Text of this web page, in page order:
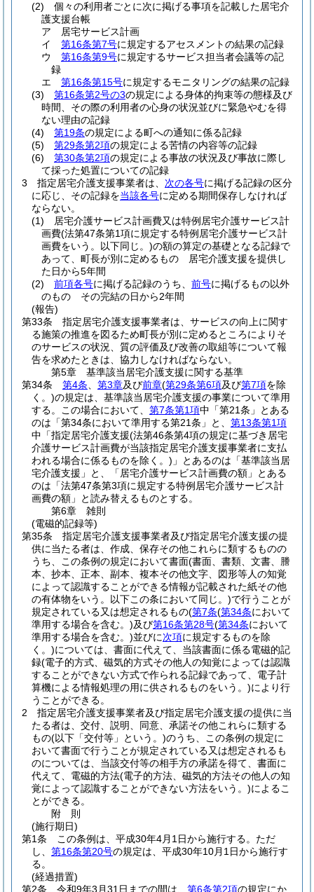
(2)
個々の利用者ごとに次に掲げる事項を記載した居宅介
護支援台帳
ア
居宅サービス計画
イ
第16条第7号に規定するアセスメントの結果の記録
ウ
第16条第9号に規定するサービス担当者会議等の記
録
エ
第16条第15号に規定するモニタリングの結果の記録
(3)
第16条第2号の3の規定による身体的拘束等の態様及び
時間、その際の利用者の心身の状況並びに緊急やむを得
ない理由の記録
(4)
第19条の規定による町への通知に係る記録
(5)
第29条第2項の規定による苦情の内容等の記録
(6)
第30条第2項の規定による事故の状況及び事故に際し
て採った処置についての記録
3
指定居宅介護支援事業者は、 次の各号に掲げる記録の区分
に応じ、その記録を当該各号に定める期間保存しなければ
ならない。
(1)
居宅介護サービス計画費又は特例居宅介護サービス計
画費(法第47条第1項に規定する特例居宅介護サービス計
画費をいう。以下同じ。)の額の算定の基礎となる記録で
あって、町長が別に定めるもの 居宅介護支援を提供し
た日から5年間
(2)
前項各号に掲げる記録のうち、 前号に掲げるもの以外
のもの その完結の日から2年間
(報告)
第33条
指定居宅介護支援事業者は、サービスの向上に関す
る施策の推進を図るため町長が別に定めるところによりそ
のサービスの状況、質の評価及び改善の取組等について報
告を求めたときは、協力しなければならない。
第5章
基準該当居宅介護支援に関する基準
第34条
第4条 第3章及び前章(第29条第6項及び第7項を除
く。)の規定は、基準該当居宅介護支援の事業について準用
する。
この場合において、 第7条第1項中「第21条」とある
のは「第34条において準用する第21条」と、 第13条第1項
中「指定居宅介護支援(法第46条第4項の規定に基づき居宅
介護サービス計画費が当該指定居宅介護支援事業者に支払
われる場合に係るものを除く。) 」とあるのは「基準該当居
宅介護支援」と、「居宅介護サービス計画費の額」とある
のは「法第47条第3項に規定する特例居宅介護サービス計
画費の額」と読み替えるものとする。
第6章
雑則
(電磁的記録等)
第35条
指定居宅介護支援事業者及び指定居宅介護支援の提
供に当たる者は、作成、保存その他これらに類するものの
うち、この条例の規定において書面(書面、書類、文書、謄
本、抄本、正本、副本、複本その他文字、図形等人の知覚
によって認識することができる情報が記載された紙その他
の有体物をいう。以下この条において同じ。)で行うことが
規定されている又は想定されるもの(第7条(第34条において
準用する場合を含む。)及び第16条第28号(第34条において
準用する場合を含む。)並びに次項に規定するものを除
く。)については、書面に代えて、当該書面に係る電磁的記
録(電子的方式、磁気的方式その他人の知覚によっては認識
することができない方式で作られる記録であって、電子計
算機による情報処理の用に供されるものをいう。)により行
うことができる。
2
指定居宅介護支援事業者及び指定居宅介護支援の提供に当
たる者は、交付、説明、同意、承諾その他これらに類する
もの(以下「交付等」という。)のうち、この条例の規定に
おいて書面で行うことが規定されている又は想定されるも
のについては、当該交付等の相手方の承諾を得て、書面に
代えて、電磁的方法(電子的方法、磁気的方法その他人の知
覚によって認識することができない方法をいう。)によるこ
とができる。
附 則
(施行期日)
第1条
この条例は、平成30年4月1日から施行する。 ただ
し、 第16条第20号の規定は、平成30年10月1日から施行す
る。
(経過措置)
第2条
令和9年3月31日までの間は、 第6条第2項の規定にか